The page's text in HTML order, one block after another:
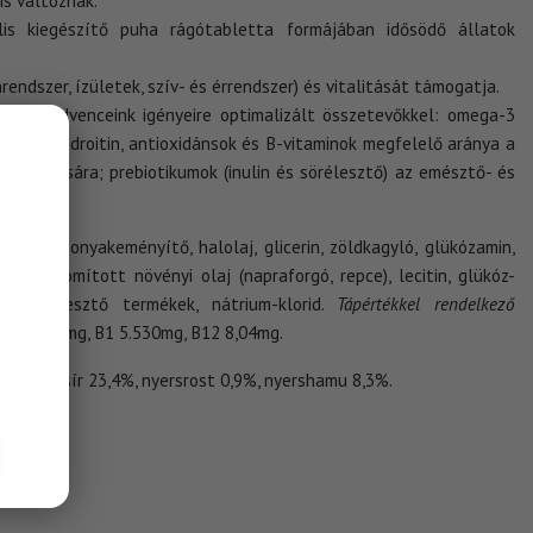
kiegészítő puha rágótabletta formájában idősödő állatok
ízületek, szív- és érrendszer) és vitalitását támogatja.
kedvenceink igényeire optimalizált összetevőkkel: omega-3
és kondroitin, antioxidánsok és B-vitaminok megfelelő aránya a
prebiotikumok (inulin és sörélesztő) az emésztő- és
burgonyakeményítő, halolaj, glicerin, zöldkagyló, glükózamin,
finomított növényi olaj (napraforgó, repce), lecitin, glükóz-
), sörélesztő termékek, nátrium-klorid. Tápértékkel rendelkező
8.004mg, B1 5.530mg, B12 8,04mg.
nyerszsír 23,4%, nyersrost 0,9%, nyershamu 8,3%.